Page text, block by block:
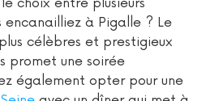
choix entre plusieurs
encanailliez à Pigalle ? Le
plus célèbres et prestigieux
promet une soirée
également opter pour une